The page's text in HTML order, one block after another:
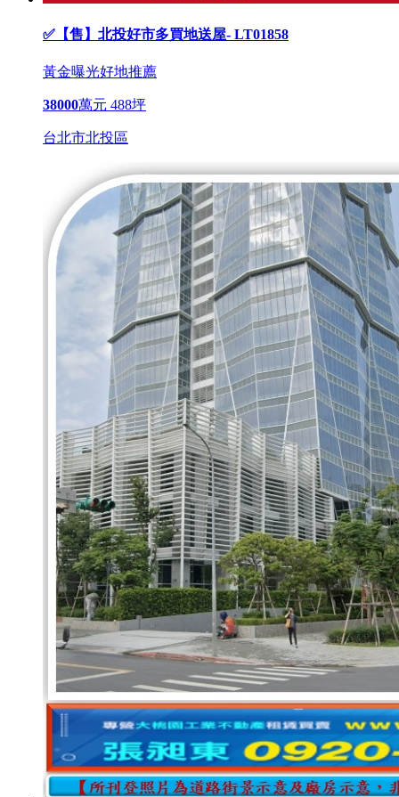
✅【售】北投好市多買地送屋- LT01858
黃金曝光好地推薦
38000萬元 488坪
台北市北投區